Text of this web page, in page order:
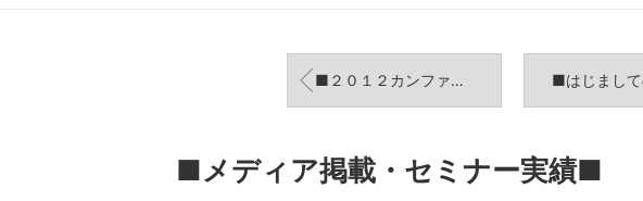
■２０１２カンファレンス IN 名古屋■
■メディア掲載・セミナー実績■